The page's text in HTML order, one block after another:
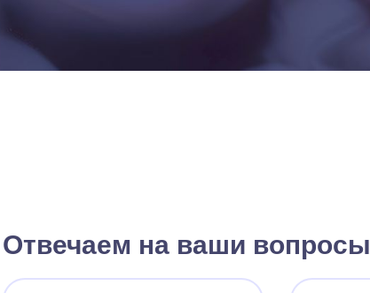
Отвечаем на ваши вопросы